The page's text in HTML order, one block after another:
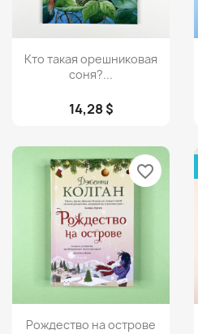
Просмотр
Кто такая орешниковая
соня?...
14,28 $
Просмотр
Рождество на острове
favorite_border